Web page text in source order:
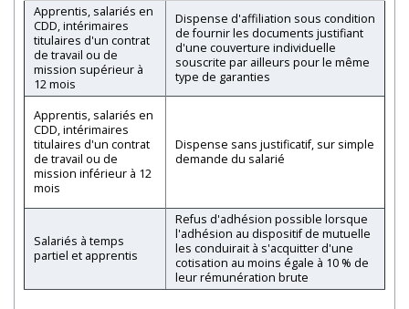
Apprentis, salariés en
CDD, intérimaires
titulaires d'un contrat
de travail ou de
mission supérieur à
12 mois
Dispense d'affiliation sous condition
de fournir les documents justifiant
d'une couverture individuelle
souscrite par ailleurs pour le même
type de garanties
Apprentis, salariés en
CDD, intérimaires
titulaires d'un contrat
de travail ou de
mission inférieur à 12
mois
Dispense sans justificatif, sur simple
demande du salarié
Salariés à temps
partiel et apprentis
Refus d'adhésion possible lorsque
l'adhésion au dispositif de mutuelle
les conduirait à s'acquitter d'une
cotisation au moins égale à 10 % de
leur rémunération brute